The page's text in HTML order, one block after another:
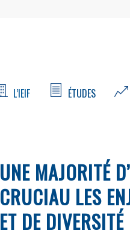
L’IEIF ÉTUDES
UNE MAJORITÉ
CRUCIAU LES
ET DE DIVERSITÉ